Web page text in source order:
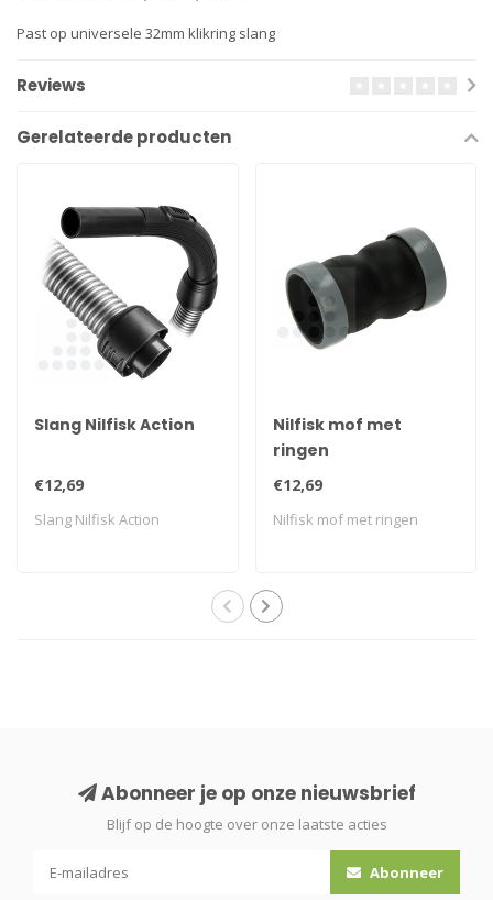
Past op universele 32mm klikring slang
Reviews
Gerelateerde producten
Slang Nilfisk Action
€12,69
Slang Nilfisk Action
Nilfisk mof met
ringen
€12,69
Nilfisk mof met ringen
Abonneer je op onze nieuwsbrief
Blijf op de hoogte over onze laatste acties
Abonneer